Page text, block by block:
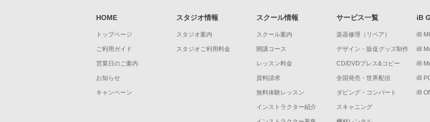
HOME
トップページ
ご利用ガイド
営業日のご案内
お知らせ
キャンペーン
スタジオ情報
スタジオ案内
スタジオご利用料金
スクール情報
スクール案内
開講コース
レッスン料金
資料請求
無料体験レッスン
インストラクター紹介
サービス一覧
楽器修理（リペア）
デザイン・販促グッズ制作
CD/DVDプレス&コピー
全国発売・世界配信
ダビング・コンバート
スキャニング
iB
iB
iB
iB
iB
iB